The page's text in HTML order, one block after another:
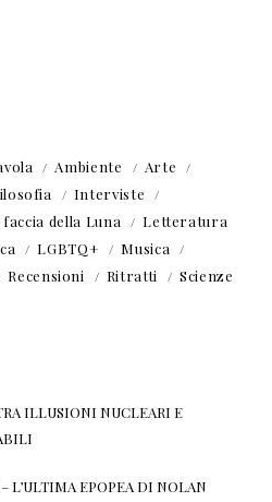
Ambiente
Arte
Interviste
della Luna
Letteratura
LGBTQ+
Musica
Recensioni Ritratti
Scienze
ILLUSIONI NUCLEARI E
L’ULTIMA EPOPEA DI NOLAN